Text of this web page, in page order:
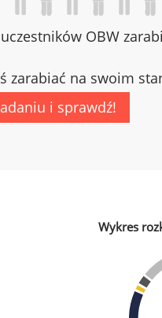
uczestników OBW
zarabiać na swoim
i sprawdź!
Wykres